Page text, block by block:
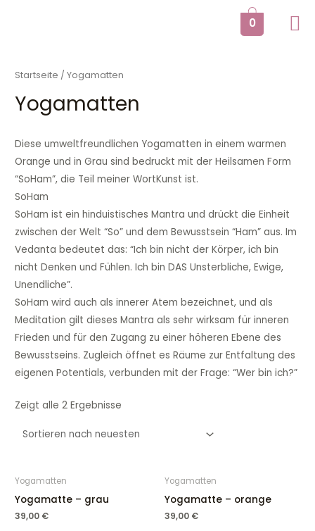
0
Startseite / Yogamatten
Yogamatten
Diese umweltfreundlichen Yogamatten in einem warmen
Orange und in Grau sind bedruckt mit der Heilsamen Form
“SoHam”, die Teil meiner WortKunst ist.
SoHam
SoHam ist ein hinduistisches Mantra und drückt die Einheit
zwischen der Welt “So” und dem Bewusstsein “Ham” aus. Im
Vedanta bedeutet das: “Ich bin nicht der Körper, ich bin
nicht Denken und Fühlen. Ich bin DAS Unsterbliche, Ewige,
Unendliche”.
SoHam wird auch als innerer Atem bezeichnet, und als
Meditation gilt dieses Mantra als sehr wirksam für inneren
Frieden und für den Zugang zu einer höheren Ebene des
Bewusstseins. Zugleich öffnet es Räume zur Entfaltung des
eigenen Potentials, verbunden mit der Frage: “Wer bin ich?”
Zeigt alle 2 Ergebnisse
Yogamatten
Yogamatte – grau
39,00 €
Yogamatten
Yogamatte – orange
39,00 €